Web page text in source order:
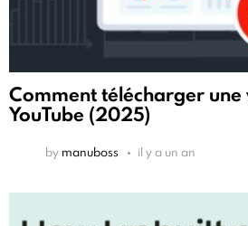
Comment télécharger
YouTube (2025)
by manuboss il y a un an